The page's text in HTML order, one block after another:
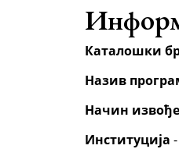
Каталошки
Назив
Начин
Институција